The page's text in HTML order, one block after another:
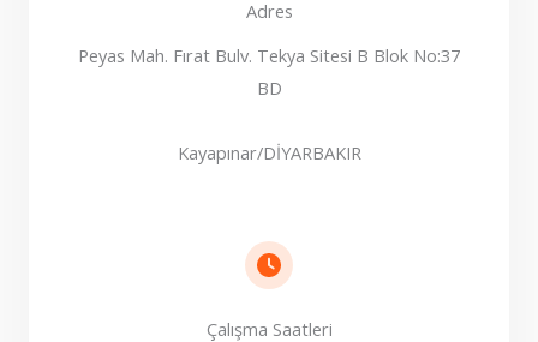
Adres​
Peyas Mah. Fırat Bulv. Tekya Sitesi B Blok No:37
BD
Kayapınar/DİYARBAKIR
Çalışma Saatleri